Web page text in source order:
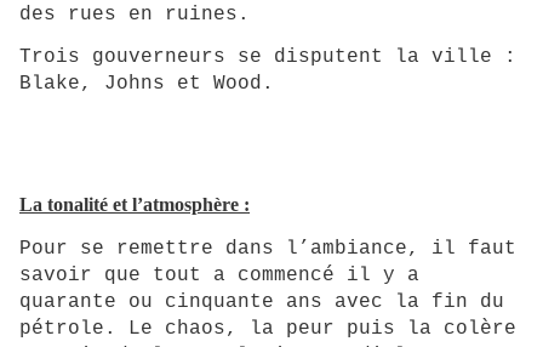
des rues en ruines.
Trois gouverneurs se disputent la ville :
Blake, Johns et Wood.
La tonalité et l’atmosphère :
Pour se remettre dans l’ambiance, il faut
savoir que tout a commencé il y a
quarante ou cinquante ans avec la fin du
pétrole. Le chaos, la peur puis la colère